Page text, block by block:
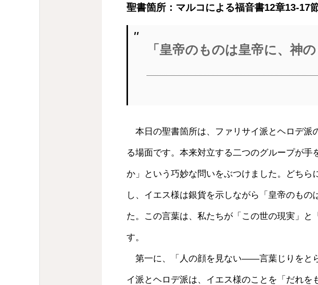
聖書箇所：マルコによる福音書12章13-17
「皇帝のものは皇帝に、神
本日の聖書箇所は、ファリサイ派とヘロデ派
る場面です。本来対立する二つのグループが
か」という巧妙な問いをぶつけました。どち
し、イエス様は銀貨を示しながら「皇帝のも
た。この言葉は、私たちが「この世の現実」
す。
第一に、「人の顔を見ない——言葉じりをと
イ派とヘロデ派は、イエス様のことを「だれ